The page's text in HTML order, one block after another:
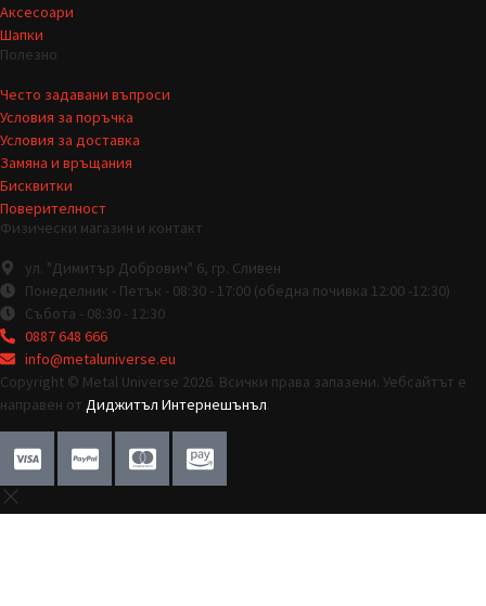
Аксесоари
Шапки
Полезно
Често задавани въпроси
Условия за поръчка
Условия за доставка
Замяна и връщания
Бисквитки
Поверителност
Физически магазин и контакт
ул. "Димитър Добрович" 6, гр. Сливен
Понеделник - Петък - 08:30 - 17:00 (обедна почивка 12:00 -12:30)
Събота - 08:30 - 12:30
0887 648 666
info@metaluniverse.eu
Copyright © Metal Universe 2026. Всички права запазени. Уебсайтът е
направен от Диджитъл Интернешънъл.